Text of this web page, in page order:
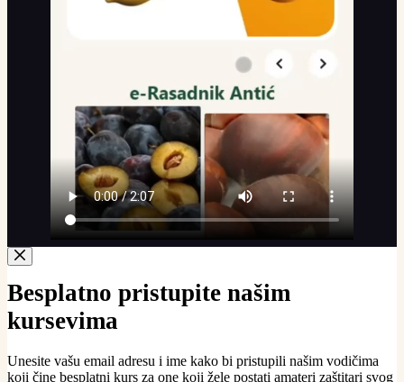
Besplatno pristupite našim
kursevima
Unesite vašu email adresu i ime kako bi pristupili našim vodičima
koji čine besplatni kurs za one koji žele postati amateri zaštitari svog